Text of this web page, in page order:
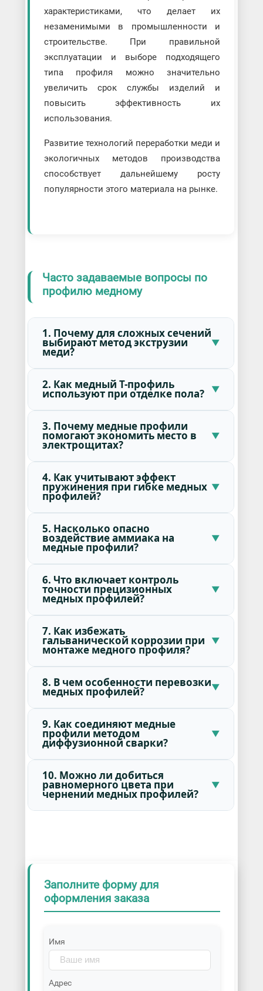
характеристиками, что делает их
незаменимыми в промышленности и
строительстве. При правильной
эксплуатации и выборе подходящего
типа профиля можно значительно
увеличить срок службы изделий и
повысить эффективность их
использования.
Развитие технологий переработки меди и
экологичных методов производства
способствует дальнейшему росту
популярности этого материала на рынке.
Часто задаваемые вопросы по
профилю медному
1. Почему для сложных сечений
выбирают метод экструзии
меди?
2. Как медный Т-профиль
используют при отделке пола?
3. Почему медные профили
помогают экономить место в
электрощитах?
4. Как учитывают эффект
пружинения при гибке медных
профилей?
5. Насколько опасно
воздействие аммиака на
медные профили?
6. Что включает контроль
точности прецизионных
медных профилей?
7. Как избежать
гальванической коррозии при
монтаже медного профиля?
8. В чем особенности перевозки
медных профилей?
9. Как соединяют медные
профили методом
диффузионной сварки?
10. Можно ли добиться
равномерного цвета при
чернении медных профилей?
Заполните форму для
оформления заказа
Имя
Адрес